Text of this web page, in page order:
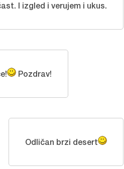
I izgled i verujem i ukus.
Pozdrav!
Odličan brzi desert